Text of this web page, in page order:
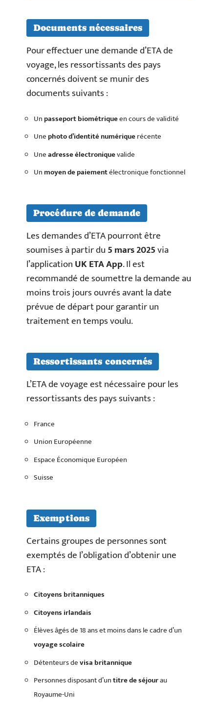
Documents nécessaires
Pour effectuer une demande d’ETA de
voyage, les ressortissants des pays
concernés doivent se munir des
documents suivants :
Unpasseport biométriqueen cours de validité
Unephoto d’identité numériquerécente
Uneadresse électroniquevalide
Un moyen de paiementélectronique fonctionnel
Procédure de demande
Les demandes d’ETA pourront être
soumises à partir du5 mars 2025via
l’applicationUK ETA App. Il est
recommandé de soumettre la demande au
moins trois jours ouvrés avant la date
prévue de départ pour garantir un
traitement en temps voulu.
Ressortissants concernés
L’ETA de voyage est nécessaire pour les
ressortissants des pays suivants :
France
Union Européenne
Espace Économique Européen
Suisse
Exemptions
Certains groupes de personnes sont
exemptés de l’obligation d’obtenir une
ETA :
Citoyens britanniques
Citoyens irlandais
Élèves âgés de 18 ans et moins dans le cadre d’un
voyage scolaire
Détenteurs devisa britannique
Personnes disposant d’untitre de séjourau
Royaume-Uni